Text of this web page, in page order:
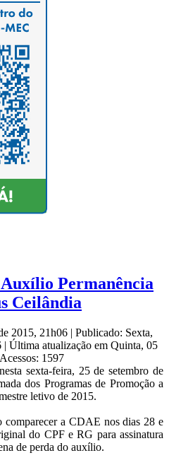
Permanência
Ceilândia
2015, 21h06 | Publicado: Sexta,
| Última atualização em Quinta, 05
Acessos: 1597
sexta-feira, 25 de setembro de
dos Programas de Promoção a
letivo de 2015.
comparecer a CDAE nos dias 28 e
do CPF e RG para assinatura
de perda do auxílio.